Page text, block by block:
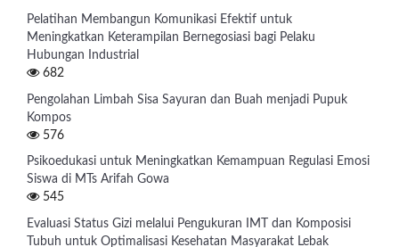
Pelatihan Membangun Komunikasi Efektif untuk
Meningkatkan Keterampilan Bernegosiasi bagi Pelaku
Hubungan Industrial
682
Pengolahan Limbah Sisa Sayuran dan Buah menjadi Pupuk
Kompos
576
Psikoedukasi untuk Meningkatkan Kemampuan Regulasi Emosi
Siswa di MTs Arifah Gowa
545
Evaluasi Status Gizi melalui Pengukuran IMT dan Komposisi
Tubuh untuk Optimalisasi Kesehatan Masyarakat Lebak